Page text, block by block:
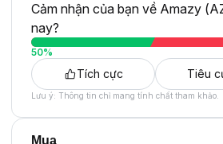
Cảm nhận của bạn về Amazy
nay?
50%
Tích cực Tiêu
Lưu ý: Thông tin chỉ mang tính chất tham khảo.
Mua